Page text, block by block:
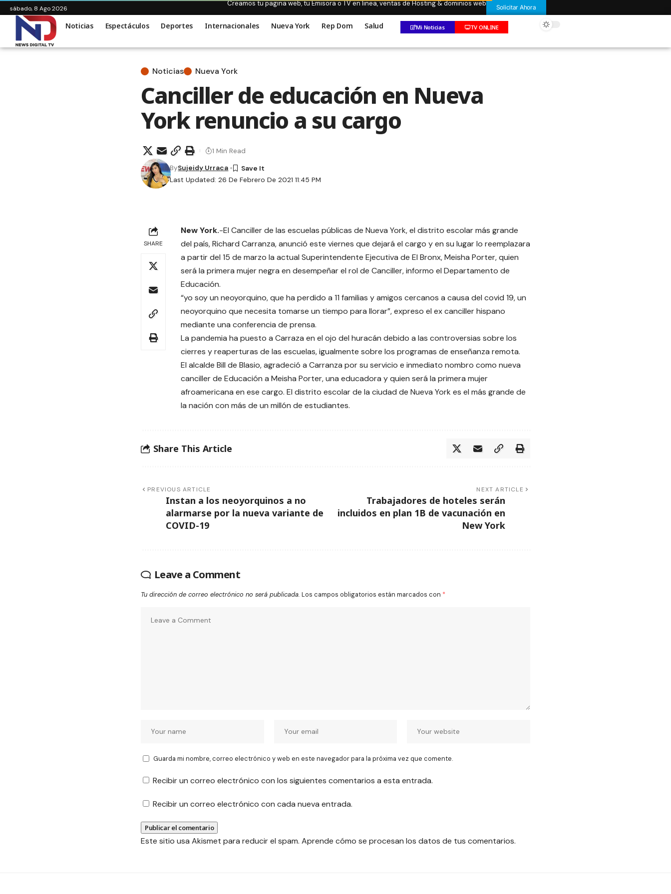
sábado, 8 Ago 2026
Creamos tu pagina web, tu Emisora o TV en linea, ventas de Hosting & dominios web Solicitar Ahora
Noticias Espectáculos Deportes Internacionales Nueva York Rep Dom Salud Mi Noticias TV ONLINE
Noticias Nueva York
Canciller de educación en Nueva
York renuncio a su cargo
Last Updated: 26 De Febrero De 2021 11:45 PM
BySujeidy Urraca
1 Min Read
SHARE
New York.-El Canciller de las escuelas públicas de Nueva York, el distrito escolar más grande
del país, Richard Carranza, anunció este viernes que dejará el cargo y en su lugar lo reemplazara
a partir del 15 de marzo la actual Superintendente Ejecutiva de El Bronx, Meisha Porter, quien
será la primera mujer negra en desempeñar el rol de Canciller, informo el Departamento de
Educación.
“yo soy un neoyorquino, que ha perdido a 11 familias y amigos cercanos a causa del covid 19, un
neoyorquino que necesita tomarse un tiempo para llorar”, expreso el ex canciller hispano
mediante una conferencia de prensa.
La pandemia ha puesto a Carraza en el ojo del huracán debido a las controversias sobre los
cierres y reaperturas de las escuelas, igualmente sobre los programas de enseñanza remota.
El alcalde Bill de Blasio, agradeció a Carranza por su servicio e inmediato nombro como nueva
canciller de Educación a Meisha Porter, una educadora y quien será la primera mujer
afroamericana en ese cargo. El distrito escolar de la ciudad de Nueva York es el más grande de
la nación con más de un millón de estudiantes.
Share This Article
PREVIOUS ARTICLE
Instan a los neoyorquinos a no
alarmarse por la nueva variante de
COVID-19
NEXT ARTICLE
Trabajadores de hoteles serán
incluidos en plan 1B de vacunación en
New York
Leave a Comment
Tu dirección de correo electrónico no será publicada. Los campos obligatorios están marcados con *
Guarda mi nombre, correo electrónico y web en este navegador para la próxima vez que comente.
Recibir un correo electrónico con los siguientes comentarios a esta entrada.
Recibir un correo electrónico con cada nueva entrada.
Este sitio usa Akismet para reducir el spam. Aprende cómo se procesan los datos de tus comentarios.